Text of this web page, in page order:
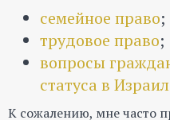
семейное право;
трудовое право;
вопросы
статуса в
К сожалению, мне часто